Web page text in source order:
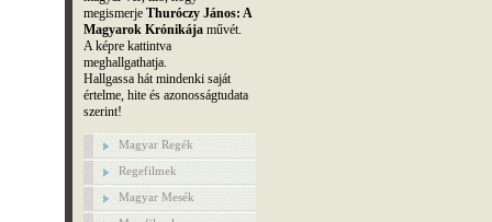
megismerje Thuróczy János: A
Magyarok Krónikájaművét.
A képre kattintva
meghallgathatja.
Hallgassa hát mindenki saját
értelme, hite és azonosságtudata
szerint!
Magyar Regék
Regefilmek
Magyar Mesék